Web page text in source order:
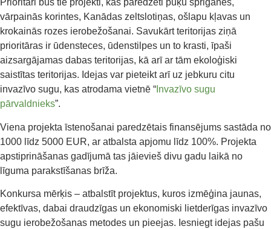
Prioritāri būs tie projekti, kas paredzēti puķu spriganes,
vārpainās korintes, Kanādas zeltslotiņas, ošlapu kļavas un
krokainās rozes ierobežošanai. Savukārt teritorijas ziņā
prioritāras ir ūdensteces, ūdenstilpes un to krasti, īpaši
aizsargājamas dabas teritorijas, kā arī ar tām ekoloģiski
saistītas teritorijas. Idejas var pieteikt arī uz jebkuru citu
invazīvo sugu, kas atrodama vietnē “ Invazīvo sugu
pārvaldnieks”.
Viena projekta īstenošanai paredzētais finansējums sastāda no
1000 līdz 5000 EUR, ar atbalsta apjomu līdz 100%. Projekta
apstiprināšanas gadījumā tas jāievieš divu gadu laikā no
līguma parakstīšanas brīža.
Konkursa mērķis – atbalstīt projektus, kuros izmēģina jaunas,
efektīvas, dabai draudzīgas un ekonomiski lietderīgas invazīvo
sugu ierobežošanas metodes un pieejas. Iesniegt idejas pašu